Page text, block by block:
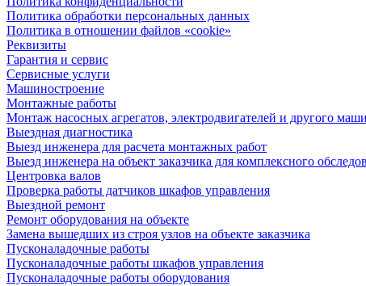
Политика обработки персональных данных
Политика в отношении файлов «cookie»
Реквизиты
Гарантия и сервис
Сервисные услуги
Машиностроение
Монтажные работы
Монтаж насосных агрегатов, электродвигателей и другого
Выездная диагностика
Выезд инженера для расчета монтажных работ
Выезд инженера на объект заказчика для комплексного
Центровка валов
Проверка работы датчиков шкафов управления
Выездной ремонт
Ремонт оборудования на объекте
Замена вышедших из строя узлов на объекте заказчика
Пусконаладочные работы
Пусконаладочные работы шкафов управления
Пусконаладочные работы оборудования